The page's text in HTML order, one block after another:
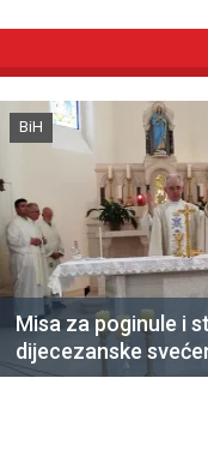
BiH
Misa za poginule i
dijecezanske